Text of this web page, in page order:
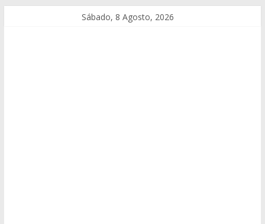
Sábado, 8 Agosto, 2026